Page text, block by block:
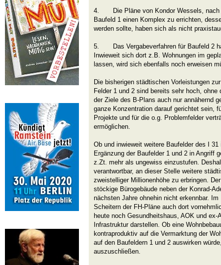
4. Die Pläne von Kondor Wessels, nach
Baufeld 1 einen Komplex zu errichten,
werden sollte, haben sich als nicht
5. Das Vergabeverfahren für Baufeld 2
Inwieweit sich dort z.B. Wohnungen im
lassen, wird sich ebenfalls noch erweisen
Die bisherigen städtischen Vorleistungen
Felder 1 und 2 sind bereits sehr hoch,
der Ziele des B-Plans auch nur annähernd
ganze Konzentration darauf gerichtet sein,
Projekte und für die o.g. Problemfelder
ermöglichen.
Ob und inwieweit weitere Baufelder des I
Ergänzung der Baufelder 1 und 2 in Angriff
z.Zt. mehr als ungewiss einzustufen.
verantwortbar, an dieser Stelle weitere
zweistelliger Millionenhöhe zu erbringen.
stöckige Bürogebäude neben der Konrad-
nächsten Jahre ohnehin nicht erkennbar.
Scheitern der FH-Pläne auch dort
heute noch Gesundheitshaus, AOK und
Infrastruktur darstellen. Ob eine
kontraproduktiv auf die Vermarktung der
auf den Baufeldern 1 und 2 auswirken
auszuschließen.